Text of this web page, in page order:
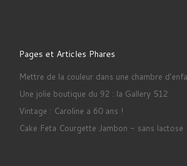
Pages et Articles Phares
Mettre de la couleur dans une chambre
Une jolie boutique du 92 : la Gallery 512
Vintage : Caroline a 60 ans !
Cake Feta Courgette Jambon - sans lactose